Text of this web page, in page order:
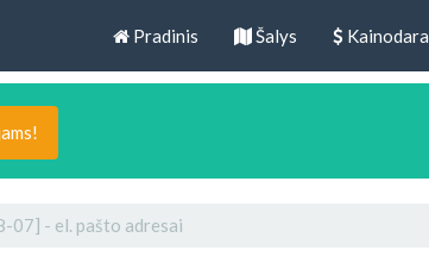
Pradinis Šalys Kainodara
07] - el. pašto adresai